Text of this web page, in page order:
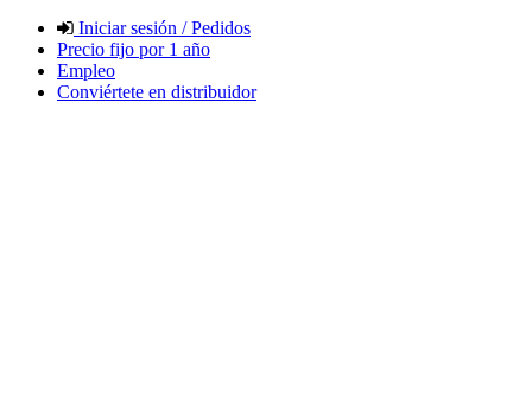
Iniciar sesión / Pedidos
Precio fijo por 1 año
Empleo
Conviértete en distribuidor